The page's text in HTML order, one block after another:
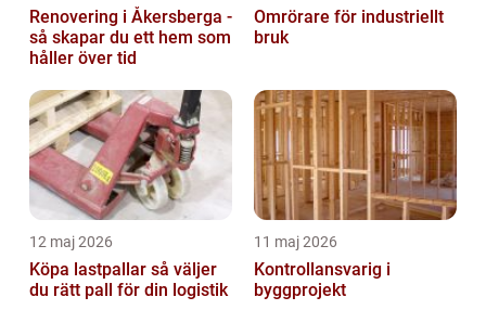
Renovering i Åkersberga -
så skapar du ett hem som
håller över tid
Omrörare för industriellt
bruk
12 maj 2026
Köpa lastpallar så väljer
du rätt pall för din logistik
11 maj 2026
Kontrollansvarig i
byggprojekt